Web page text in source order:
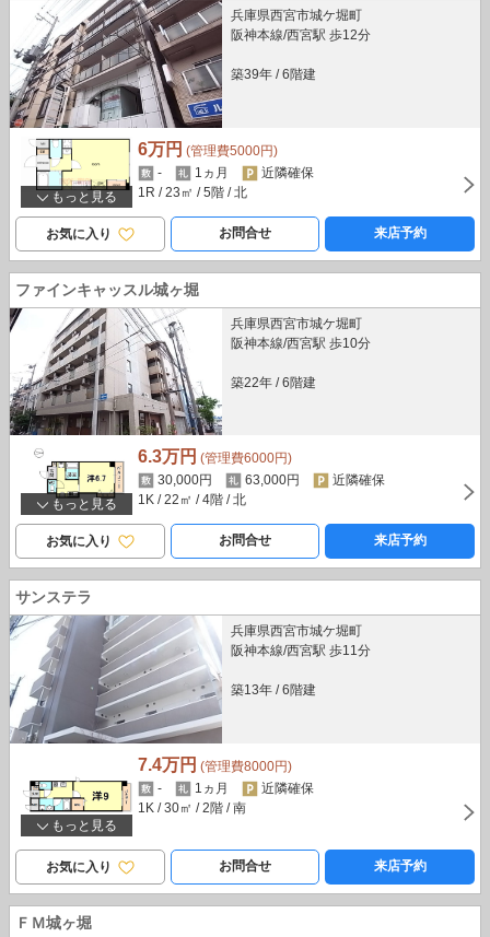
兵庫県西宮市城ケ堀町
阪神本線/西宮駅 歩12分
築39年 / 6階建
もっと見る
6万円 (管理費5000円)
-
1ヵ月
近隣確保
1R / 23㎡ / 5階 / 北
お気に入り お問合せ 来店予約
ファインキャッスル城ヶ堀
兵庫県西宮市城ケ堀町
阪神本線/西宮駅 歩10分
築22年 / 6階建
もっと見る
6.3万円 (管理費6000円)
30,000円
63,000円
近隣確保
1K / 22㎡ / 4階 / 北
お気に入り お問合せ 来店予約
サンステラ
兵庫県西宮市城ケ堀町
阪神本線/西宮駅 歩11分
築13年 / 6階建
もっと見る
7.4万円 (管理費8000円)
-
1ヵ月
近隣確保
1K / 30㎡ / 2階 / 南
お気に入り お問合せ 来店予約
ＦＭ城ヶ堀